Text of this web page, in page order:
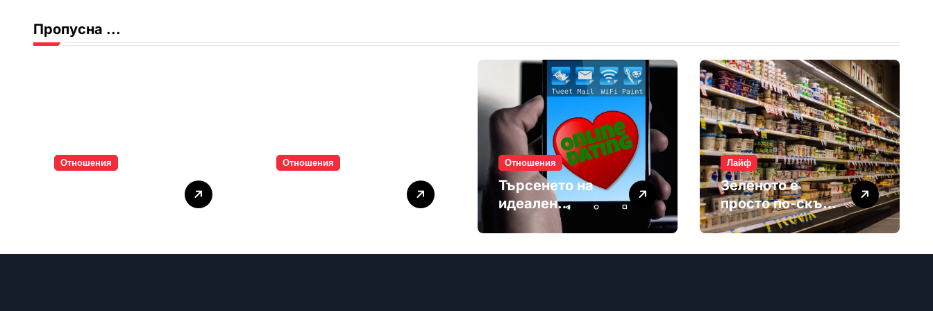
Пропусна ...
Отношения Отношения Отношения
Търсенето на
идеален
партньор е
Лайф
Зеленото е
просто по-скъп
маркетинг